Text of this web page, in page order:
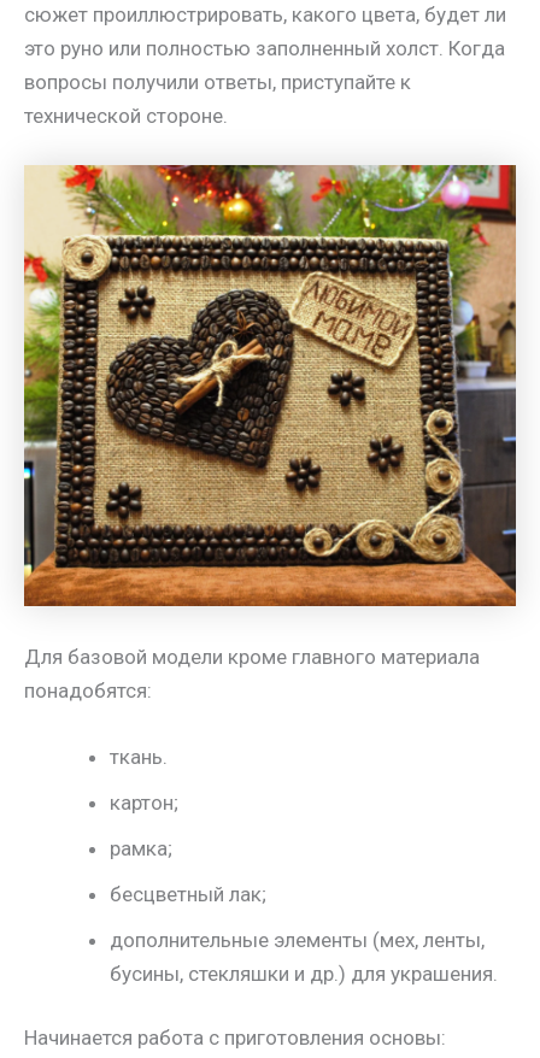
сюжет проиллюстрировать, какого цвета, будет ли
это руно или полностью заполненный холст. Когда
вопросы получили ответы, приступайте к
технической стороне.
Для базовой модели кроме главного материала
понадобятся:
ткань.
картон;
рамка;
бесцветный лак;
дополнительные элементы (мех, ленты,
бусины, стекляшки и др.) для украшения.
Начинается работа с приготовления основы: